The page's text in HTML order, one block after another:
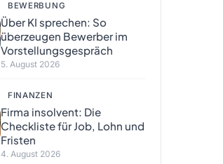
BEWERBUNG
Über KI sprechen: So
überzeugen Bewerber im
Vorstellungsgespräch
5. August 2026
FINANZEN
Firma insolvent: Die
Checkliste für Job, Lohn und
Fristen
4. August 2026